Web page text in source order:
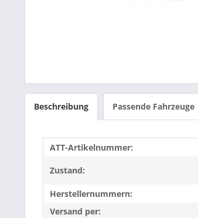
Beschreibung Passende Fahrzeuge
ATT-Artikelnummer:
Zustand:
Herstellernummern:
Versand per: